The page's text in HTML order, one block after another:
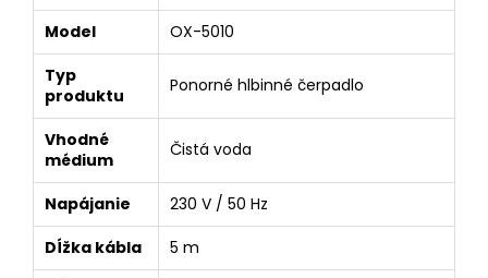
Model
OX-5010
Typ
produktu
Ponorné hlbinné čerpadlo
Vhodné
médium
Čistá voda
Napájanie
230 V / 50 Hz
Dĺžka kábla
5 m